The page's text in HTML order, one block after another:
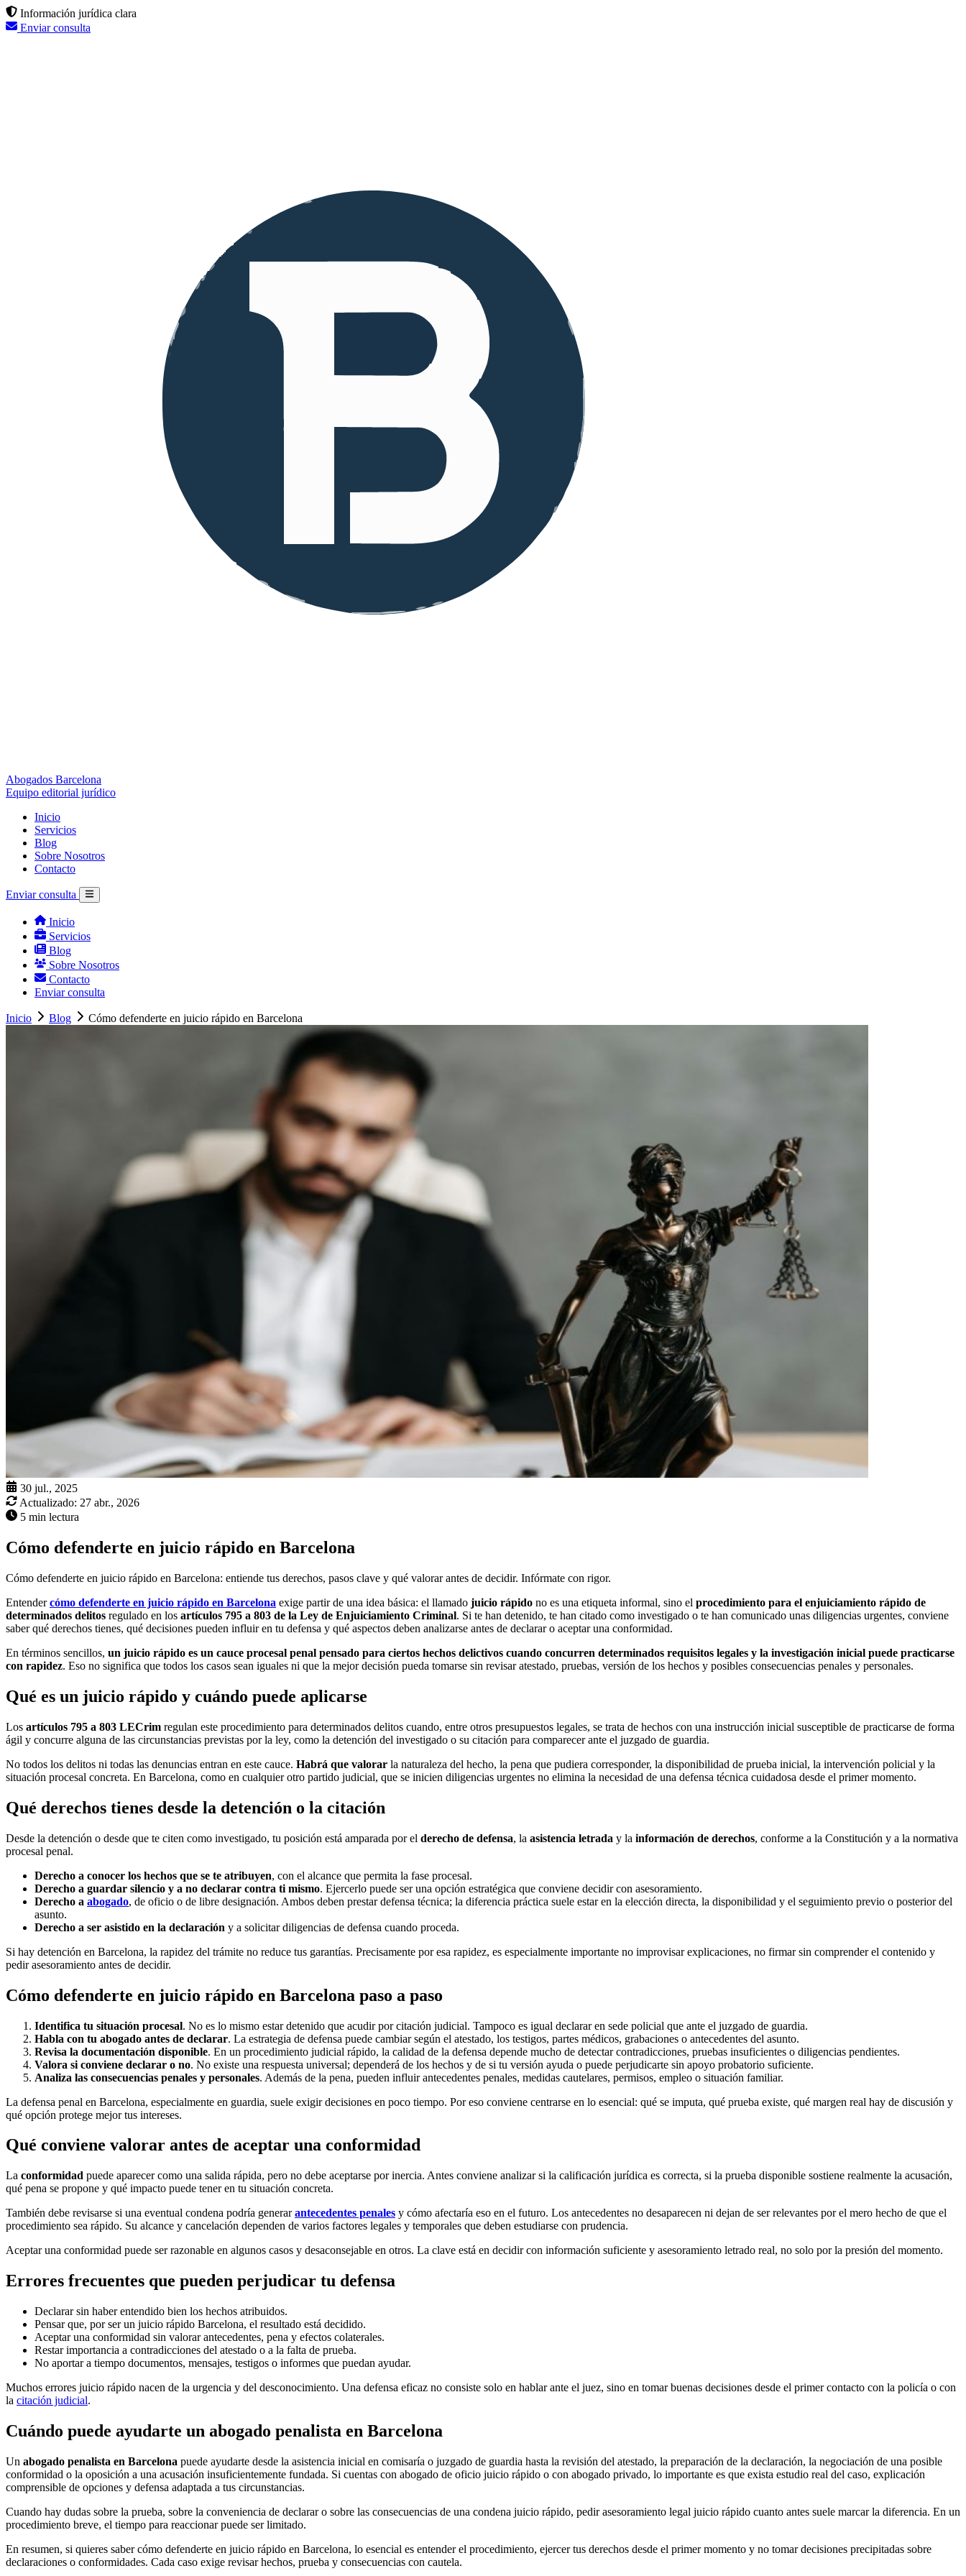
Información jurídica clara
Enviar consulta
Abogados Barcelona
Equipo editorial jurídico
Inicio
Servicios
Blog
Sobre Nosotros
Contacto
Enviar consulta
Inicio
Servicios
Blog
Sobre Nosotros
Contacto
Enviar consulta
Inicio Blog Cómo defenderte en juicio rápido en Barcelona
30 jul., 2025
Actualizado: 27 abr., 2026
5 min lectura
Cómo defenderte en juicio rápido en Barcelona
Cómo defenderte en juicio rápido en Barcelona: entiende tus derechos, pasos clave y qué valorar antes de decidir. Infórmate con rigor.
Entendercómo defenderte en juicio rápido en Barcelona exige partir de una idea básica: el llamado juicio rápido no es una etiqueta informal, sino el procedimiento para el enjuiciamiento rápido de
determinados delitos regulado en los artículos 795 a 803 de la Ley de Enjuiciamiento Criminal. Si te han detenido, te han citado como investigado o te han comunicado unas diligencias urgentes, conviene
saber qué derechos tienes, qué decisiones pueden influir en tu defensa y qué aspectos deben analizarse antes de declarar o aceptar una conformidad.
En términos sencillos, un juicio rápido es un cauce procesal penal pensado para ciertos hechos delictivos cuando concurren determinados requisitos legales y la investigación inicial puede practicarse
con rapidez. Eso no significa que todos los casos sean iguales ni que la mejor decisión pueda tomarse sin revisar atestado, pruebas, versión de los hechos y posibles consecuencias penales y personales.
Qué es un juicio rápido y cuándo puede aplicarse
Los artículos 795 a 803 LECrim regulan este procedimiento para determinados delitos cuando, entre otros presupuestos legales, se trata de hechos con una instrucción inicial susceptible de practicarse de forma
ágil y concurre alguna de las circunstancias previstas por la ley, como la detención del investigado o su citación para comparecer ante el juzgado de guardia.
No todos los delitos ni todas las denuncias entran en este cauce. Habrá que valorar la naturaleza del hecho, la pena que pudiera corresponder, la disponibilidad de prueba inicial, la intervención policial y la
situación procesal concreta. En Barcelona, como en cualquier otro partido judicial, que se inicien diligencias urgentes no elimina la necesidad de una defensa técnica cuidadosa desde el primer momento.
Qué derechos tienes desde la detención o la citación
Desde la detención o desde que te citen como investigado, tu posición está amparada por el derecho de defensa, la asistencia letrada y la información de derechos, conforme a la Constitución y a la normativa
procesal penal.
Derecho a conocer los hechos que se te atribuyen, con el alcance que permita la fase procesal.
Derecho a guardar silencio y a no declarar contra ti mismo. Ejercerlo puede ser una opción estratégica que conviene decidir con asesoramiento.
Derecho a abogado, de oficio o de libre designación. Ambos deben prestar defensa técnica; la diferencia práctica suele estar en la elección directa, la disponibilidad y el seguimiento previo o posterior del
asunto.
Derecho a ser asistido en la declaración y a solicitar diligencias de defensa cuando proceda.
Si hay detención en Barcelona, la rapidez del trámite no reduce tus garantías. Precisamente por esa rapidez, es especialmente importante no improvisar explicaciones, no firmar sin comprender el contenido y
pedir asesoramiento antes de decidir.
Cómo defenderte en juicio rápido en Barcelona paso a paso
Identifica tu situación procesal. No es lo mismo estar detenido que acudir por citación judicial. Tampoco es igual declarar en sede policial que ante el juzgado de guardia.
Habla con tu abogado antes de declarar. La estrategia de defensa puede cambiar según el atestado, los testigos, partes médicos, grabaciones o antecedentes del asunto.
Revisa la documentación disponible. En un procedimiento judicial rápido, la calidad de la defensa depende mucho de detectar contradicciones, pruebas insuficientes o diligencias pendientes.
Valora si conviene declarar o no. No existe una respuesta universal; dependerá de los hechos y de si tu versión ayuda o puede perjudicarte sin apoyo probatorio suficiente.
Analiza las consecuencias penales y personales. Además de la pena, pueden influir antecedentes penales, medidas cautelares, permisos, empleo o situación familiar.
La defensa penal en Barcelona, especialmente en guardia, suele exigir decisiones en poco tiempo. Por eso conviene centrarse en lo esencial: qué se imputa, qué prueba existe, qué margen real hay de discusión y
qué opción protege mejor tus intereses.
Qué conviene valorar antes de aceptar una conformidad
La conformidad puede aparecer como una salida rápida, pero no debe aceptarse por inercia. Antes conviene analizar si la calificación jurídica es correcta, si la prueba disponible sostiene realmente la acusación,
qué pena se propone y qué impacto puede tener en tu situación concreta.
También debe revisarse si una eventual condena podría generarantecedentes penales y cómo afectaría eso en el futuro. Los antecedentes no desaparecen ni dejan de ser relevantes por el mero hecho de que el
procedimiento sea rápido. Su alcance y cancelación dependen de varios factores legales y temporales que deben estudiarse con prudencia.
Aceptar una conformidad puede ser razonable en algunos casos y desaconsejable en otros. La clave está en decidir con información suficiente y asesoramiento letrado real, no solo por la presión del momento.
Errores frecuentes que pueden perjudicar tu defensa
Declarar sin haber entendido bien los hechos atribuidos.
Pensar que, por ser un juicio rápido Barcelona, el resultado está decidido.
Aceptar una conformidad sin valorar antecedentes, pena y efectos colaterales.
Restar importancia a contradicciones del atestado o a la falta de prueba.
No aportar a tiempo documentos, mensajes, testigos o informes que puedan ayudar.
Muchos errores juicio rápido nacen de la urgencia y del desconocimiento. Una defensa eficaz no consiste solo en hablar ante el juez, sino en tomar buenas decisiones desde el primer contacto con la policía o con
la citación judicial.
Cuándo puede ayudarte un abogado penalista en Barcelona
Un abogado penalista en Barcelona puede ayudarte desde la asistencia inicial en comisaría o juzgado de guardia hasta la revisión del atestado, la preparación de la declaración, la negociación de una posible
conformidad o la oposición a una acusación insuficientemente fundada. Si cuentas con abogado de oficio juicio rápido o con abogado privado, lo importante es que exista estudio real del caso, explicación
comprensible de opciones y defensa adaptada a tus circunstancias.
Cuando hay dudas sobre la prueba, sobre la conveniencia de declarar o sobre las consecuencias de una condena juicio rápido, pedir asesoramiento legal juicio rápido cuanto antes suele marcar la diferencia. En un
procedimiento breve, el tiempo para reaccionar puede ser limitado.
En resumen, si quieres saber cómo defenderte en juicio rápido en Barcelona, lo esencial es entender el procedimiento, ejercer tus derechos desde el primer momento y no tomar decisiones precipitadas sobre
declaraciones o conformidades. Cada caso exige revisar hechos, prueba y consecuencias con cautela.